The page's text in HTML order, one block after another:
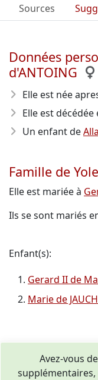
Sources
Données
d'ANTOING
Elle est née
Elle est
Un enfant de
Famille de
Elle est mariée à
Ils se sont mariés
Enfant(s):
Gerard II de
Marie de
Avez-vous